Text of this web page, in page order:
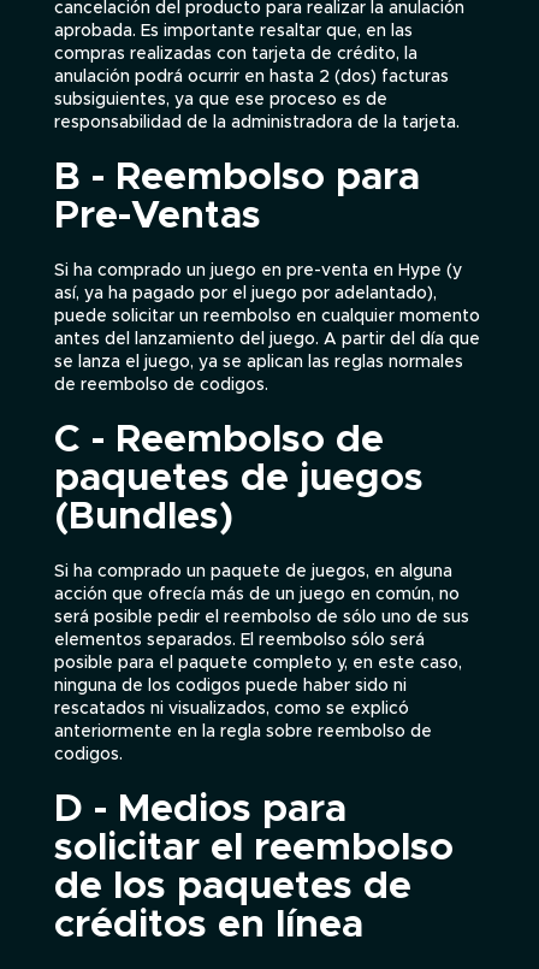
cancelación del producto para realizar la anulación
aprobada. Es importante resaltar que, en las
compras realizadas con tarjeta de crédito, la
anulación podrá ocurrir en hasta 2 (dos) facturas
subsiguientes, ya que ese proceso es de
responsabilidad de la administradora de la tarjeta.
B - Reembolso para
Pre-Ventas
Si ha comprado un juego en pre-venta en Hype (y
así, ya ha pagado por el juego por adelantado),
puede solicitar un reembolso en cualquier momento
antes del lanzamiento del juego. A partir del día que
se lanza el juego, ya se aplican las reglas normales
de reembolso de codigos.
C - Reembolso de
paquetes de juegos
(Bundles)
Si ha comprado un paquete de juegos, en alguna
acción que ofrecía más de un juego en común, no
será posible pedir el reembolso de sólo uno de sus
elementos separados. El reembolso sólo será
posible para el paquete completo y, en este caso,
ninguna de los codigos puede haber sido ni
rescatados ni visualizados, como se explicó
anteriormente en la regla sobre reembolso de
codigos.
D - Medios para
solicitar el reembolso
de los paquetes de
créditos en línea